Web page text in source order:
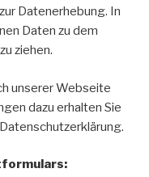
Datenerhebung. In
Daten zu dem
ziehen.
unserer Webseite
dazu erhalten Sie